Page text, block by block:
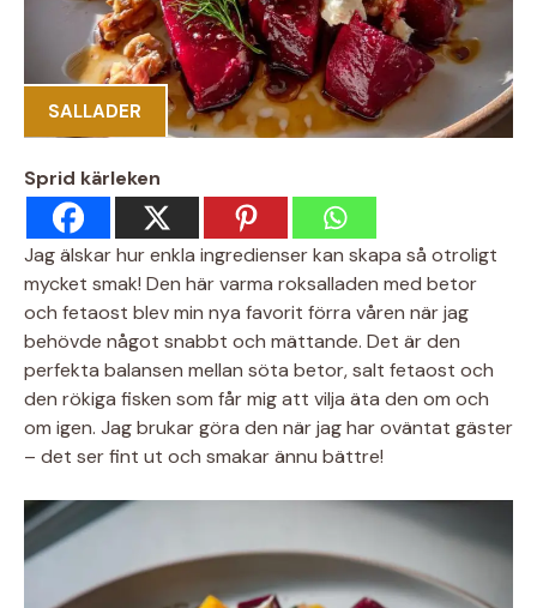
SALLADER
Sprid kärleken
Jag älskar hur enkla ingredienser kan skapa så otroligt
mycket smak! Den här varma roksalladen med betor
och fetaost blev min nya favorit förra våren när jag
behövde något snabbt och mättande. Det är den
perfekta balansen mellan söta betor, salt fetaost och
den rökiga fisken som får mig att vilja äta den om och
om igen. Jag brukar göra den när jag har oväntat gäster
– det ser fint ut och smakar ännu bättre!